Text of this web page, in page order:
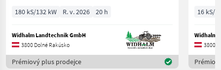
180 kS/132 kW R. v. 2026 20 h
Widhalm Landtechnik GmbH
3800 Dolné Rakúsko
Prémiový plus prodejce
16 kS/
Widhalm
3800